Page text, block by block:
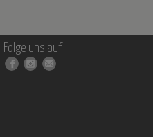
Folge uns auf